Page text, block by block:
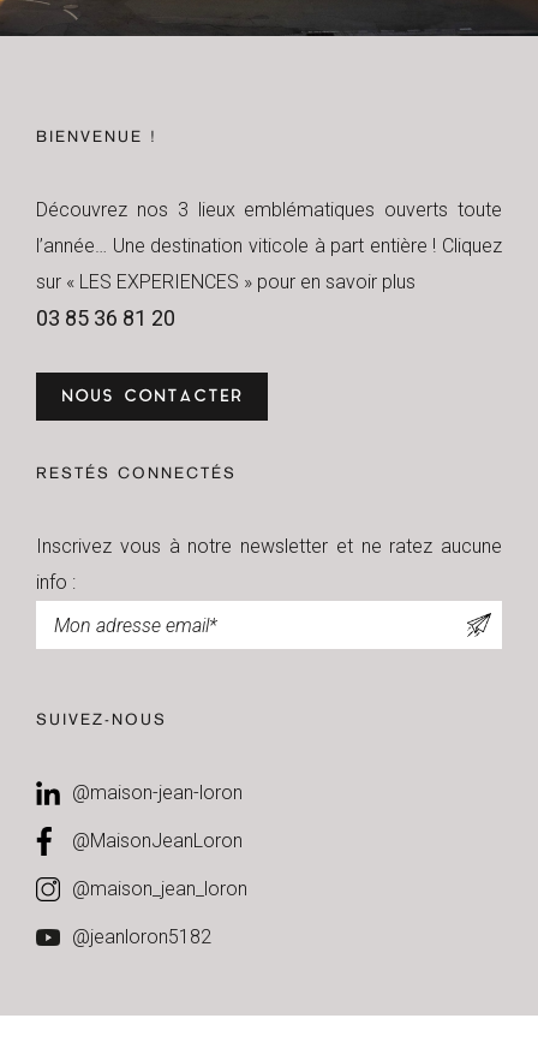
BIENVENUE !
Découvrez nos 3 lieux emblématiques ouverts toute
l’année… Une destination viticole à part entière ! Cliquez
sur « LES EXPERIENCES » pour en savoir plus
03 85 36 81 20
NOUS CONTACTER
RESTÉS CONNECTÉS
Inscrivez vous à notre newsletter et ne ratez aucune
info :
SUIVEZ-NOUS
@maison-jean-loron
@MaisonJeanLoron
@maison_jean_loron
@jeanloron5182